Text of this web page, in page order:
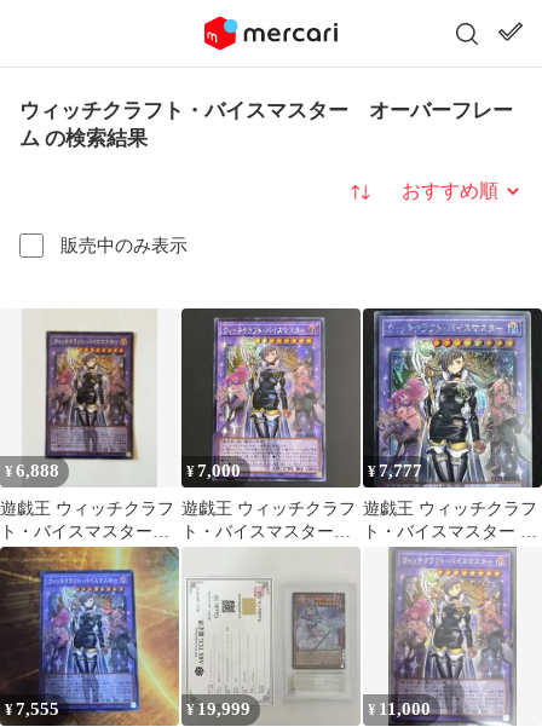
ウィッチクラフト・バイスマスター オーバーフレー
ム の検索結果
販売中のみ表示
並び替え
¥6,888
遊戯王 ウィッチクラフ
ト・バイスマスター
オーバーフレーム
¥7,000
遊戯王 ウィッチクラフ
ト・バイスマスター
ク シークレット ア
ジア版 RV01-JP038
¥7,777
遊戯王 ウィッチクラフ
ト・バイスマスター シ
ークレットレア オーバ
ーフレーム
¥7,555 ¥ 19,999 ¥ 11,000